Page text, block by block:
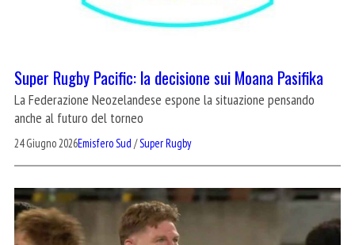
Super Rugby Pacific: la decisione sui Moana Pasifika
La Federazione Neozelandese espone la situazione pensando
anche al futuro del torneo
24 Giugno 2026Emisfero Sud /Super Rugby